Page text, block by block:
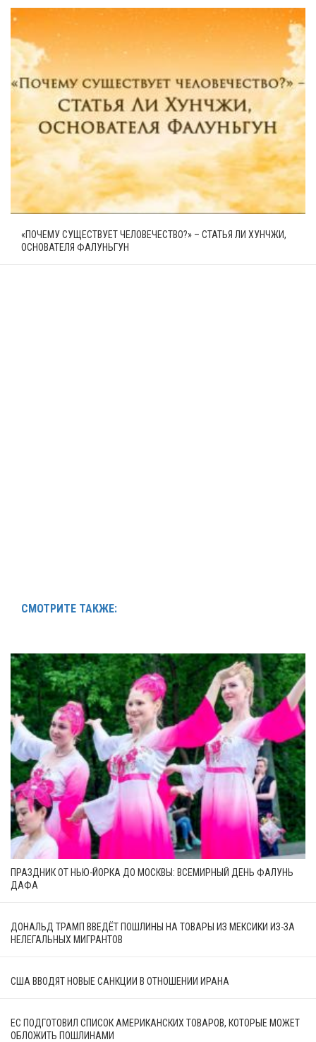
«ПОЧЕМУ СУЩЕСТВУЕТ ЧЕЛОВЕЧЕСТВО?» – СТАТЬЯ ЛИ ХУНЧЖИ,
ОСНОВАТЕЛЯ ФАЛУНЬГУН
СМОТРИТЕ ТАКЖЕ:
ПРАЗДНИК ОТ НЬЮ-ЙОРКА ДО МОСКВЫ: ВСЕМИРНЫЙ ДЕНЬ ФАЛУНЬ
ДАФА
ДОНАЛЬД ТРАМП ВВЕДЁТ ПОШЛИНЫ НА ТОВАРЫ ИЗ МЕКСИКИ ИЗ-ЗА
НЕЛЕГАЛЬНЫХ МИГРАНТОВ
США ВВОДЯТ НОВЫЕ САНКЦИИ В ОТНОШЕНИИ ИРАНА
ЕС ПОДГОТОВИЛ СПИСОК АМЕРИКАНСКИХ ТОВАРОВ, КОТОРЫЕ МОЖЕТ
ОБЛОЖИТЬ ПОШЛИНАМИ